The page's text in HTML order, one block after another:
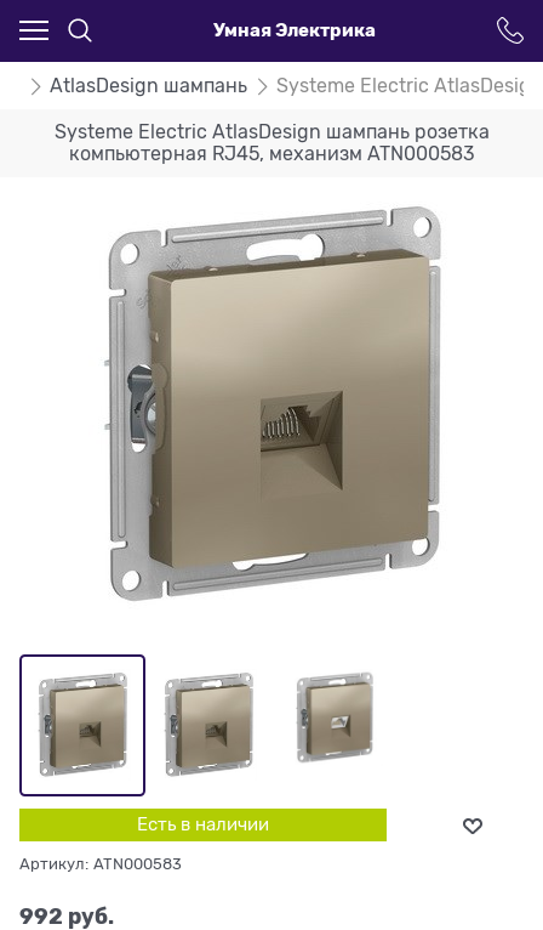
Умная Электрика
AtlasDesign шампань Systeme Electric
Systeme Electric AtlasDesign шампань розетка
компьютерная RJ45, механизм ATN000583
Есть в наличии
Артикул: ATN000583
992 руб.